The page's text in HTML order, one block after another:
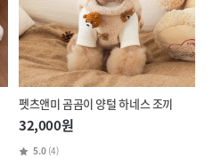
펫츠앤미 곰곰이 양털 하네스 조끼
32,000원
5.0 (4)